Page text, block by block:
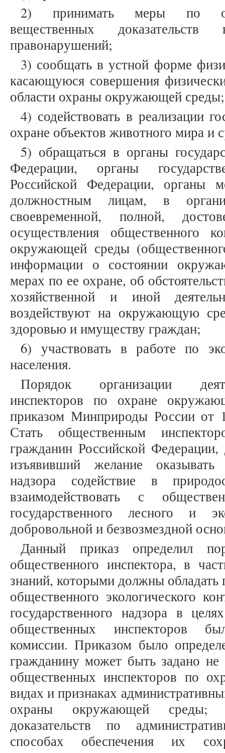
2) принимать меры по
вещественных
правонарушений;
3) сообщать в устной форме
касающуюся совершения
области охраны окружающей среды;
4) содействовать в реализации
охране объектов животного мира и
5) обращаться в органы
Федерации, органы
Российской Федерации, органы
должностным лицам, в
своевременной, полной,
осуществления общественного
окружающей среды
информации о состоянии
мерах по ее охране, об
хозяйственной и иной
воздействуют на окружающую
здоровью и имуществу граждан;
6) участвовать в работе по
населения.
Порядок организации
инспекторов по охране
приказом Минприроды России
Стать общественным
гражданин Российской
изъявивший желание оказывать
надзора содействие в
взаимодействовать с
государственного лесного и
добровольной и безвозмездной
Данный приказ определил
общественного инспектора, в
знаний, которыми должны обладать
общественного экологического
государственного надзора в
общественных инспекторов
комиссии. Приказом было
гражданину может быть задано
общественных инспекторов по
видах и признаках
охраны окружающей среды;
доказательств по
способах обеспечения их